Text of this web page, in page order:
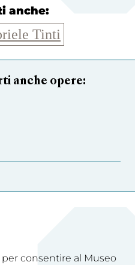
anche:
Tinti
anche opere:
consentire al Museo